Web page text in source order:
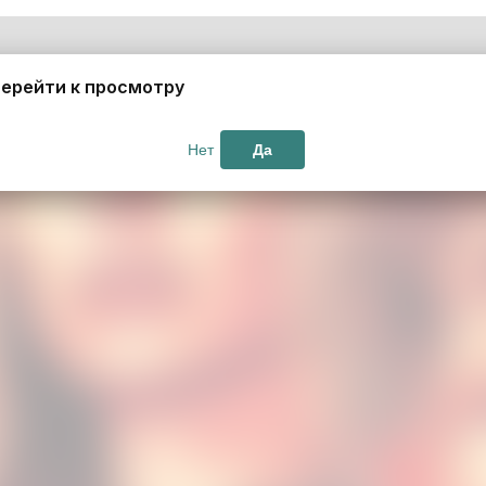
к просмотру
Нет Да